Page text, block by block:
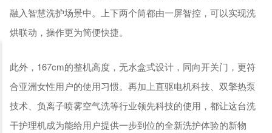
融入智慧洗护场景中。上下两个筒都由一屏智控，可以实现洗
烘联动，操作更为简便快捷。
此外，167cm的整机高度，无水盒式设计，同向开关门，更符
合亚洲女性用户的使用习惯。再加上直驱电机科技、双擎热泵
技术、负离子喷雾空气洗等行业领先科技的使用，都让这台洗
干护理机成为能给用户提供一步到位的全新洗护体验的新物